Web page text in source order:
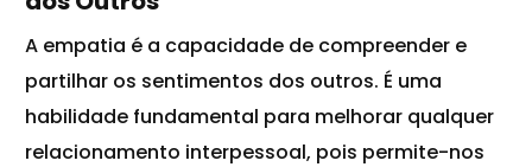
A empatia é a capacidade de compreender e
partilhar os sentimentos dos outros. É uma
habilidade fundamental para melhorar qualquer
relacionamento interpessoal, pois permite-nos